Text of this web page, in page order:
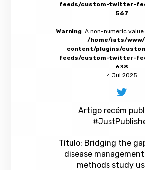
feeds/custom-twitter-
567
Warning: A non-numeric
/home/iats/www/
content/plugins/
feeds/custom-twitter-
638
4 Jul 2025
Artigo recém
Título: Bridging the
disease
methods study